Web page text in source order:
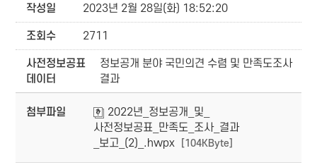
작성일 2023년 2월 28일(화) 18:52:20
조회수 2711
사전정보공표
데이터
정보공개 분야 국민의견 수렴 및 만족도조사
결과
첨부파일
2022년_정보공개_및_
사전정보공표_만족도_조사_결과
_보고_(2)_.hwpx
[104KByte]